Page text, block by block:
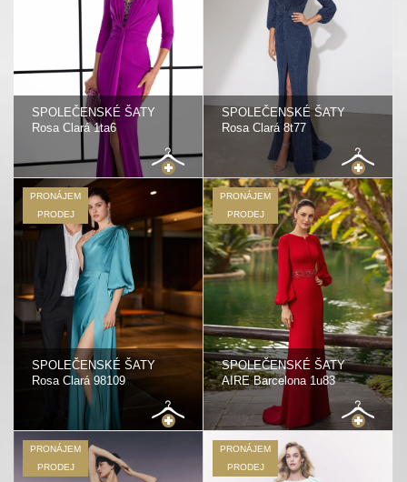
SPOLEČENSKÉ ŠATY
Rosa Clará 1ta6
SPOLEČENSKÉ ŠATY
Rosa Clará 8t77
PRONÁJEM
PRODEJ
SPOLEČENSKÉ ŠATY
Rosa Clará 98109
PRONÁJEM
PRODEJ
SPOLEČENSKÉ ŠATY
AIRE Barcelona 1u83
PRONÁJEM
PRODEJ
PRONÁJEM
PRODEJ